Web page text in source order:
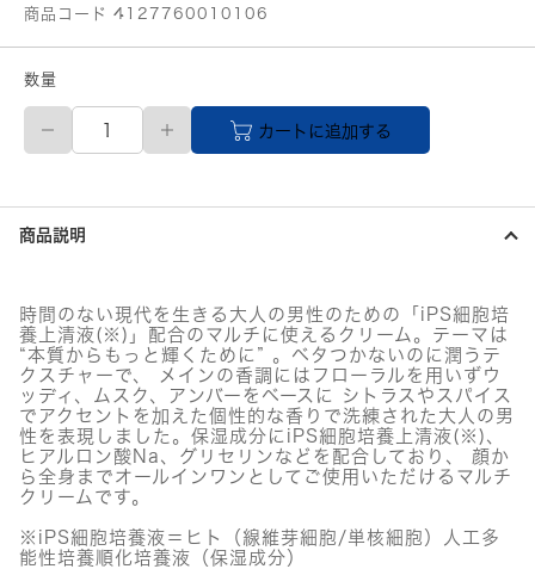
商品コード 4127760010106
数量
BEAMS
Brilla
per
gusto
BRILLA
DI
マ
ル
チ
ク
リ
ー
ム
個
カートに追加する
商品説明
時間のない現代を生きる大人の男性のための「iPS細胞培
養上清液(※)」配合のマルチに使えるクリーム。テーマは
“本質からもっと輝くために” 。ベタつかないのに潤うテ
クスチャーで、 メインの香調にはフローラルを用いずウ
ッディ、ムスク、アンバーをベースに シトラスやスパイス
でアクセントを加えた個性的な香りで洗練された大人の男
性を表現しました。保湿成分にiPS細胞培養上清液(※)、
ヒアルロン酸Na、グリセリンなどを配合しており、 顔か
ら全身までオールインワンとしてご使用いただけるマルチ
クリームです。
※iPS細胞培養液＝ヒト（線維芽細胞/単核細胞）人工多
能性培養順化培養液（保湿成分）